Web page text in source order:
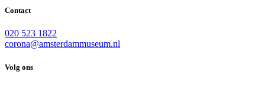
Contact
020 523 1822
corona@amsterdammuseum.nl
Volg ons